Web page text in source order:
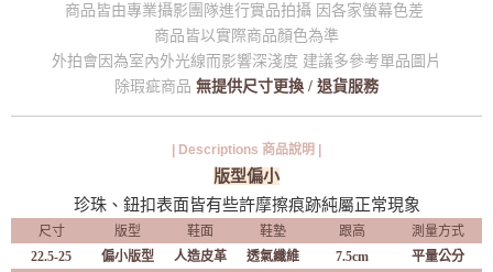
商品皆由專業攝影團隊進行實品拍攝 因各家螢幕色差
商品皆以實際商品顏色為準
外拍會因為室內外光線而影響深淺度 建議多參考單品圖片
除瑕疵商品 無提供尺寸更換 / 退貨服務
| Descriptions 商品說明 |
版型偏小
珍珠、鈕扣表面皆有些許摩擦痕跡純屬正常現象
尺寸 版型 鞋面 鞋墊 跟高
測量方式
22.5-25
偏小版型 人造皮革 透氣纖維 7.5cm
平量公分